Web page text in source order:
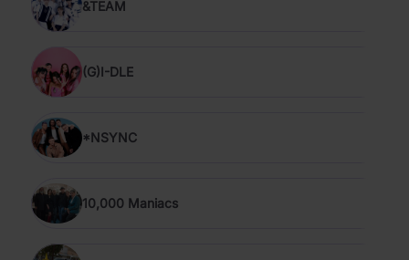
&TEAM
(G)I-DLE
*NSYNC
10,000 Maniacs